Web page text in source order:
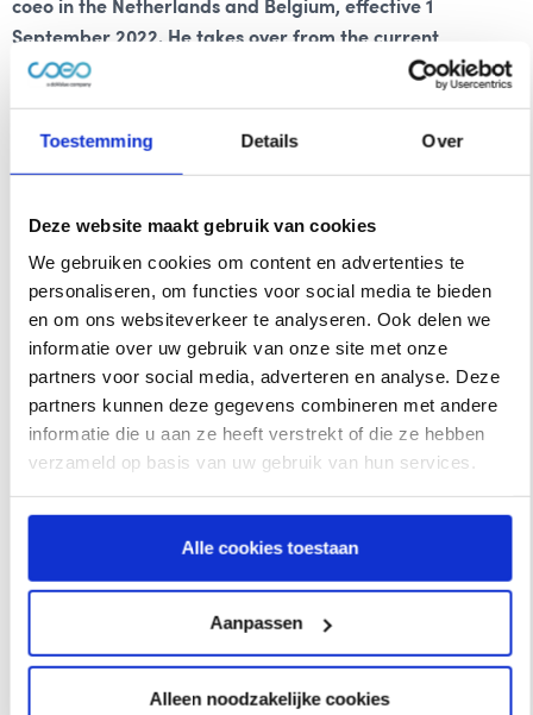
Toestemming Details Over
Deze website maakt gebruik van cookies
We gebruiken cookies om content en advertenties te
personaliseren, om functies voor social media te bieden
en om ons websiteverkeer te analyseren. Ook delen we
informatie over uw gebruik van onze site met onze
partners voor social media, adverteren en analyse. Deze
partners kunnen deze gegevens combineren met andere
informatie die u aan ze heeft verstrekt of die ze hebben
verzameld op basis van uw gebruik van hun services.
Alle cookies toestaan
Aanpassen
Alleen noodzakelijke cookies
coeo in the Netherlands and Belgium, effective 1
September 2022. He takes over from the current
executives, Niels de Peuter (CEO) and Roman Berkhout
2022.
has become a leading player in the Dutch and European
credit management market. The ambition of coeo is to be
and remain one of the most innovative credit management
partners in Europe, based on operational excellence. With
his expertise, Rody Overwater is the perfect candidate to
take coeo to the next level.
as Director of Operations Benelux at Intrum. Based on his
experience, Rody can add a lot to the growth and quality
of coeo in the Netherlands. “In the past few years, coeo has
together with the team without compromising on quality
and professionalism, of course. What I personally find
important is to work in an informal, people-oriented